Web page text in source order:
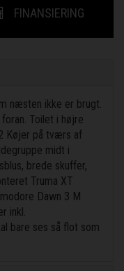
FINANSIERING
næsten ikke er brugt.
Toilet i højre
Køjer på tværs af
midt i
brede skuffer,
Truma XT
Dawn 3 M
inkl.
bare ses så flot som